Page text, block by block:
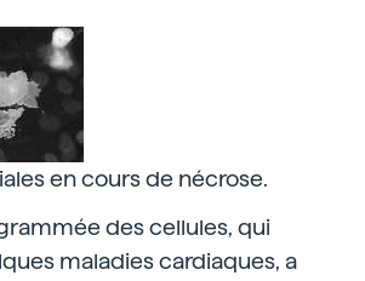
en cours de nécrose.
des cellules, qui
maladies cardiaques, a